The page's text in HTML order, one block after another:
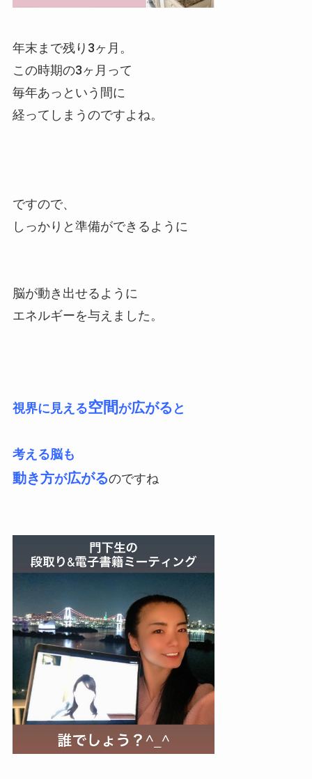
年末まで残り3ヶ月。
この時期の3ヶ月って
毎年あっという間に
経ってしまうのですよね。
ですので、
しっかりと準備ができるように
脳が動き出せるように
エネルギーを与えました。
視界に見える空間が広がる と
考える脳も
動き方が広がるのですね